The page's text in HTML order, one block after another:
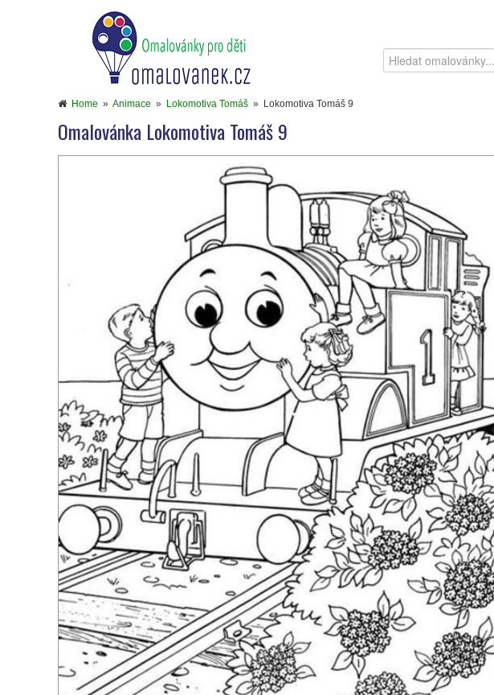
Home » Animace » Lokomotiva Tomáš » Lokomotiva Tomáš 9
Omalovánka Lokomotiva Tomáš 9